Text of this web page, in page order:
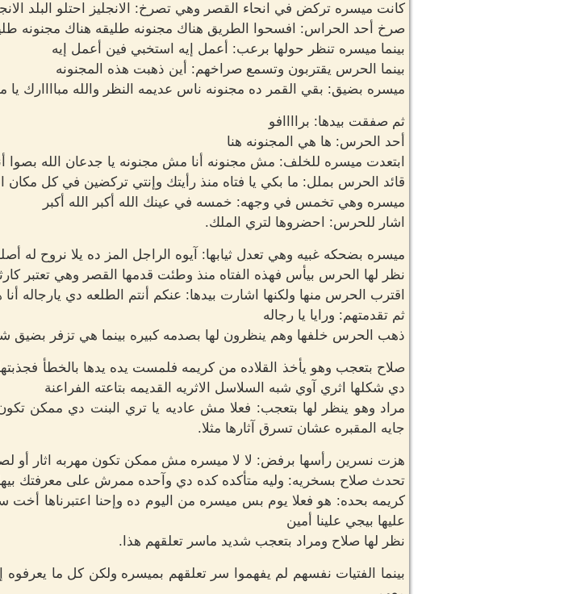
كانت ميسره تركض في انحاء القصر وهي تصرخ: الانجليز احتلو البلد
صرخ أحد الحراس: افسحوا الطريق هناك مجنونه طليقه هناك مجنونه
بينما ميسره تنظر حولها برعب: أعمل إيه استخبي فين أعمل إيه
بينما الحرس يقتربون وتسمع صراخهم: أين ذهبت هذه المجنونه
ميسره بضيق: بقي القمر ده مجنونه ناس عديمه النظر والله مباااارك
ثم صفقت بيدها: براااافو
أحد الحرس: ها هي المجنونه هنا
ابتعدت ميسره للخلف: مش مجنونه أنا مش مجنونه يا جدعان الله بصوا
قائد الحرس بملل: ما بكي يا فتاه منذ رأيتك وإنتي تركضين في كل مكان
ميسره وهي تخمس في وجهه: خمسه في عينك الله أكبر الله أكبر
اشار للحرس: احضروها لتري الملك.
ميسره بضحكه غبيه وهي تعدل ثيابها: آيوه الراجل المز ده يلا نروح له
نظر لها الحرس بيأس فهذه الفتاه منذ وطئت قدمها القصر وهي تعتبر
اقترب الحرس منها ولكنها اشارت بيدها: عنكم أنتم الطلعه دي
ثم تقدمتهم: ورايا يا رجاله
ذهب الحرس خلفها وهم ينظرون لها بصدمه كبيره بينما هي تزفر
صلاح بتعجب وهو يأخذ القلاده من كريمه فلمست يده يدها بالخطأ
دي شكلها اثري آوي شبه السلاسل الاثريه القديمه بتاعته الفراعنة
مراد وهو ينظر لها بتعجب: فعلا مش عاديه يا تري البنت دي ممكن تكون
جايه المقبره عشان تسرق آثارها مثلا.
هزت نسرين رأسها برفض: لا لا ميسره مش ممكن تكون مهربه اثار أو
تحدث صلاح بسخريه: وليه متأكده كده دي وآحده ممرش على معرفتك
كريمه بحده: هو فعلا يوم بس ميسره من اليوم ده وإحنا اعتبرناها
عليها بيجي علينا أمين
نظر لها صلاح ومراد بتعجب شديد ماسر تعلقهم هذا.
بينما الفتيات نفسهم لم يفهموا سر تعلقهم بميسره ولكن كل ما يعرفوه